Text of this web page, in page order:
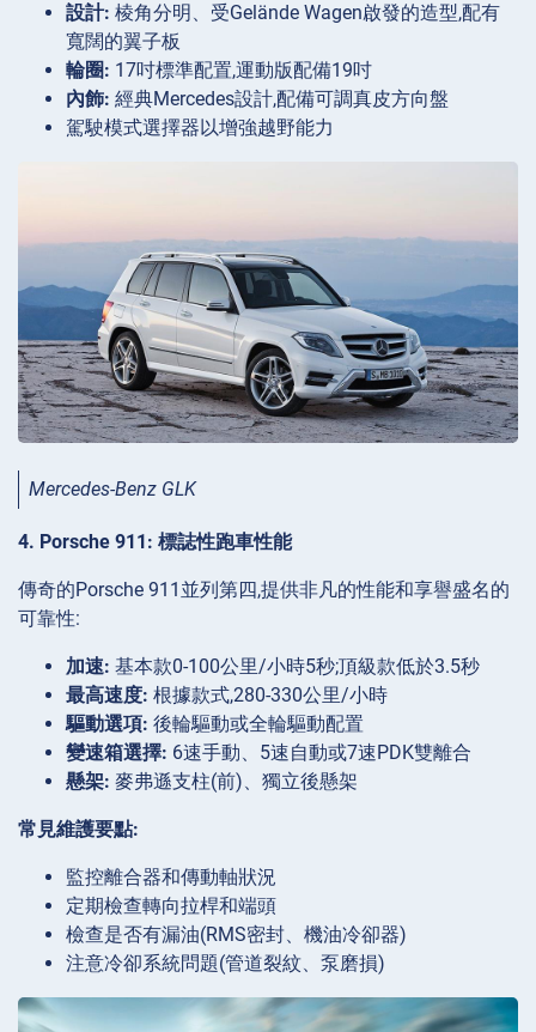
設計: 棱角分明、受Gelände Wagen啟發的造型,配有
寬闊的翼子板
輪圈: 17吋標準配置,運動版配備19吋
內飾: 經典Mercedes設計,配備可調真皮方向盤
駕駛模式選擇器以增強越野能力
Mercedes-Benz GLK
4. Porsche 911: 標誌性跑車性能
傳奇的Porsche 911並列第四,提供非凡的性能和享譽盛名的
可靠性:
加速: 基本款0-100公里/小時5秒;頂級款低於3.5秒
最高速度: 根據款式,280-330公里/小時
驅動選項: 後輪驅動或全輪驅動配置
變速箱選擇: 6速手動、5速自動或7速PDK雙離合
懸架: 麥弗遜支柱(前)、獨立後懸架
常見維護要點:
監控離合器和傳動軸狀況
定期檢查轉向拉桿和端頭
檢查是否有漏油(RMS密封、機油冷卻器)
注意冷卻系統問題(管道裂紋、泵磨損)